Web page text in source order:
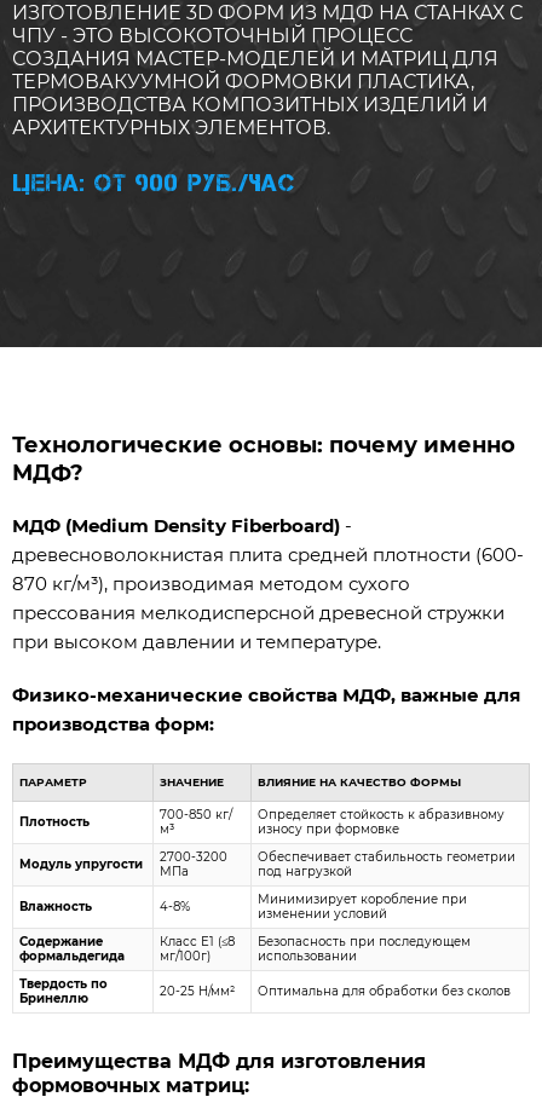
ИЗГОТОВЛЕНИЕ 3D ФОРМ ИЗ МДФ НА СТАНКАХ С
ЧПУ - ЭТО ВЫСОКОТОЧНЫЙ ПРОЦЕСС
СОЗДАНИЯ МАСТЕР-МОДЕЛЕЙ И МАТРИЦ ДЛЯ
ТЕРМОВАКУУМНОЙ ФОРМОВКИ ПЛАСТИКА,
ПРОИЗВОДСТВА КОМПОЗИТНЫХ ИЗДЕЛИЙ И
АРХИТЕКТУРНЫХ ЭЛЕМЕНТОВ.
Цена: от 900 руб./час
Технологические основы: почему именно
МДФ?
МДФ (Medium Density Fiberboard) -
древесноволокнистая плита средней плотности (600-
870 кг/м³), производимая методом сухого
прессования мелкодисперсной древесной стружки
при высоком давлении и температуре.
Физико-механические свойства МДФ, важные для
производства форм:
ПАРАМЕТР ЗНАЧЕНИЕ ВЛИЯНИЕ НА КАЧЕСТВО ФОРМЫ
Плотность
700-850 кг/
м³
Определяет стойкость к абразивному
износу при формовке
Модуль упругости
2700-3200
МПа
Обеспечивает стабильность геометрии
под нагрузкой
Влажность 4-8%
Минимизирует коробление при
изменении условий
Содержание
формальдегида
Класс Е1 (≤8
мг/100г)
Безопасность при последующем
использовании
Твердость по
Бринеллю
20-25 Н/мм² Оптимальна для обработки без сколов
Преимущества МДФ для изготовления
формовочных матриц: